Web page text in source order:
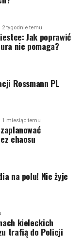
2 tygodnie temu
Jak poprawić
nie pomaga?
Rossmann PL
1 miesiąc temu
chaosu
na polu! Nie żyje
kieleckich
trafią do Policji